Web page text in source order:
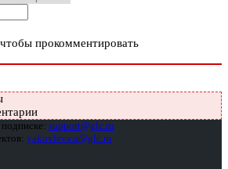
прокомментировать
support@glc.ru
yakovleva.a@glc.ru